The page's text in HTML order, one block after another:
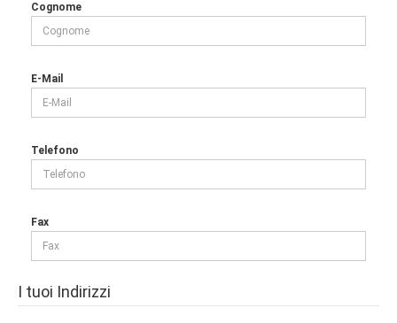
Cognome
E-Mail
Telefono
Fax
I tuoi Indirizzi